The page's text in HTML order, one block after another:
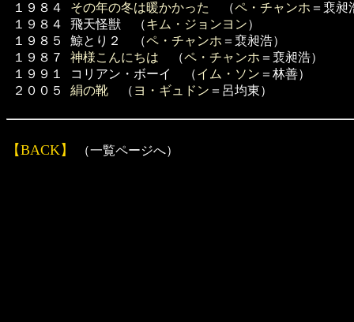
１９８４
１９８４
１９８５
１９８７
１９９１
２００５
その年の冬は暖かかった （ペ・チャンホ ＝裵昶
飛天怪獣 （キム・ジョンヨン）
鯨とり２ （ペ・チャンホ ＝裵昶浩）
神様こんにちは （ペ・チャンホ ＝裵昶浩）
コリアン・ボーイ （イム・ソン ＝林善）
絹の靴 （ ヨ・ギュドン ＝呂均東）
【BACK】 （一覧ページへ）